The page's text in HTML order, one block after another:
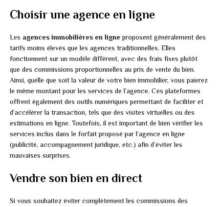
Choisir une agence en ligne
Les agences immobilières en ligne proposent généralement des
tarifs moins élevés que les agences traditionnelles. Elles
fonctionnent sur un modèle différent, avec des frais fixes plutôt
que des commissions proportionnelles au prix de vente du bien.
Ainsi, quelle que soit la valeur de votre bien immobilier, vous paierez
le même montant pour les services de l’agence. Ces plateformes
offrent également des outils numériques permettant de faciliter et
d’accélérer la transaction, tels que des visites virtuelles ou des
estimations en ligne. Toutefois, il est important de bien vérifier les
services inclus dans le forfait proposé par l’agence en ligne
(publicité, accompagnement juridique, etc.) afin d’éviter les
mauvaises surprises.
Vendre son bien en direct
Si vous souhaitez éviter complètement les commissions des